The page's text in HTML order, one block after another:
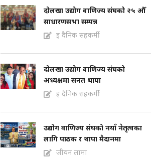
दोलखा उद्योग वाणिज्य संघको २५ औँ
साधारणसभा सम्पन्न
इ दैनिक सहकर्मी
दोलखा उद्योग वाणिज्य संघको
अध्यक्षमा सनत थापा
इ दैनिक सहकर्मी
उद्योग वाणिज्य संघको नयाँ नेतृत्वका
लागि पाठक र थापा मैदानमा
जीवन लामा